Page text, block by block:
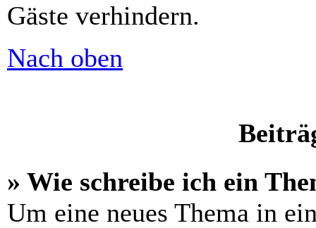
Gäste verhindern.
Nach oben
» Wie schreibe ich ein
Um eine neues Thema in